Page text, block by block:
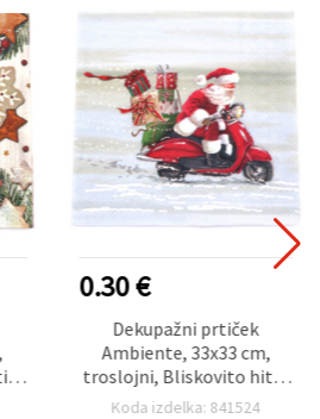
0.30 €
Dekupažni prtiček
Ambiente, 33x33 cm,
troslojni, Bliskovito hiter
Božiček - 1 kos
Koda izdelka: 841524